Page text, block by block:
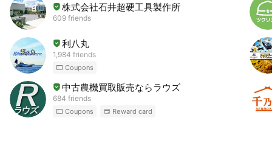
株式会社石井超硬工具製作所
609 friends
利八丸
1,984 friends
Coupons
中古農機買取販売ならラウズ
684 friends
Coupons Reward card